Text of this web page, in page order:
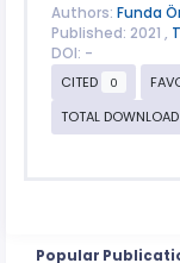
Authors: Funda
Published: 2021 ,
DOI: -
CITED
0
TOTAL
Popular